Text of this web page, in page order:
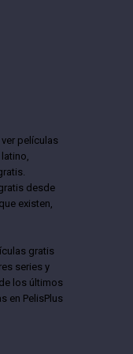
películas
desde
existen,
gratis
series y
los últimos
en PelisPlus